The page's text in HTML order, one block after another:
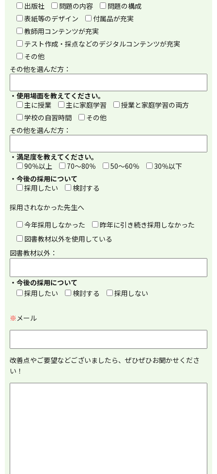
出版社
問題の内容
問題の構成
表紙等のデザイン
付属品が充実
教師用コンテンツが充実
テスト作成・採点などのデジタルコンテンツが充実
その他
その他を選んだ方：
・使用場面を教えてください。
主に授業
主に家庭学習
授業と家庭学習の両方
学校の自習時間
その他
その他を選んだ方：
・満足度を教えてください。
90％以上
70～80％ 50～60％
30％以下
・今後の採用について
採用したい
検討する
採用されなかった先生へ
今年採用しなかった
昨年に引き続き採用しなかった
図書教材以外を使用している
図書教材以外：
・今後の採用について
採用したい
検討する 採用しない
※ メール
改善点やご要望などございましたら、ぜひぜひお聞かせくださ
い！